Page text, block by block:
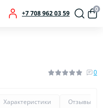
+7 708 962 03 59
0
0
Характеристики Отзывы